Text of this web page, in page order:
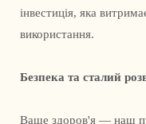
інвестиція, яка
використання.
Безпека та сталий
Ваше здоров'я — наш